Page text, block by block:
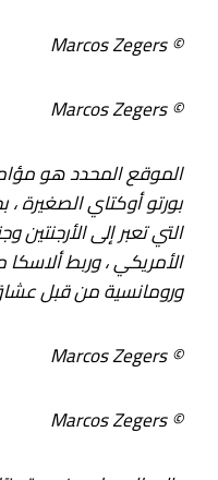
© Marcos Zegers
© Marcos Zegers
الموقع المحدد هو
بورتو أوكتاي الصغيرة ،
التي تعبر إلى
الأمريكي ، وربط
ورومانسية من قبل عشاق
© Marcos Zegers
© Marcos Zegers